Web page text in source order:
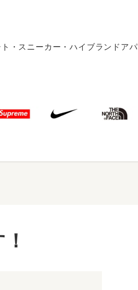
・スニーカー・ハイブランドアパ